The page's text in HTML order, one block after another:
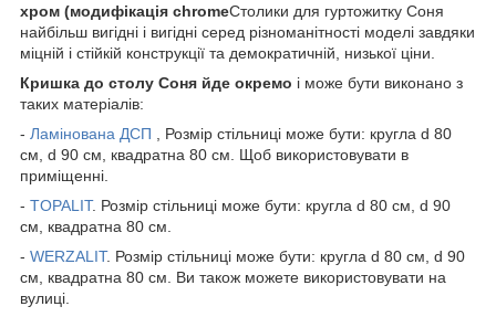
хром (модифікація chromeСтолики для гуртожитку Соня
найбільш вигідні і вигідні серед різноманітності моделі завдяки
міцній і стійкій конструкції та демократичній, низької ціни.
Кришка до столу Соня йде окремо і може бути виконано з
таких матеріалів:
- Ламінована ДСП , Розмір стільниці може бути: кругла d 80
см, d 90 см, квадратна 80 см. Щоб використовувати в
приміщенні.
- TOPALIT. Розмір стільниці може бути: кругла d 80 см, d 90
см, квадратна 80 см.
- WERZALIT. Розмір стільниці може бути: кругла d 80 см, d 90
см, квадратна 80 см. Ви також можете використовувати на
вулиці.